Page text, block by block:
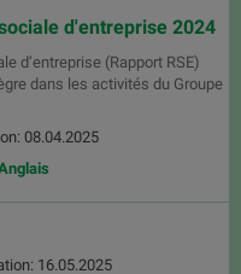
d'entreprise 2024
d’entreprise (Rapport RSE)
dans les activités du Groupe
08.04.2025
16.05.2025